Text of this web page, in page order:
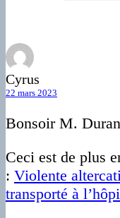
Cyrus
22 mars 2023
Bonsoir M.
Ceci est de plus
: Violente
transporté à